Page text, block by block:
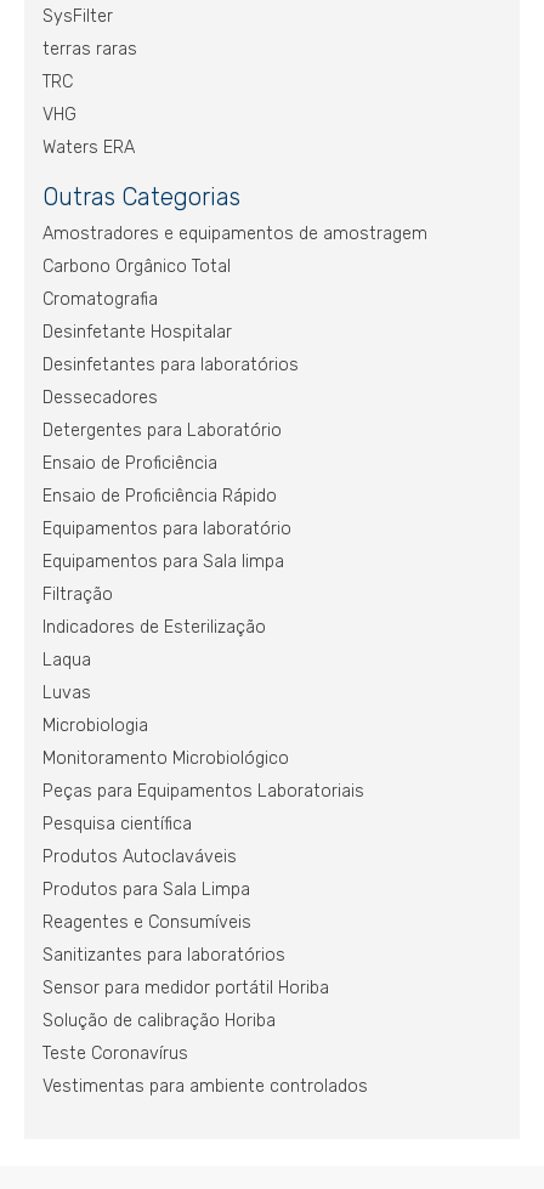
SysFilter
terras raras
TRC
VHG
Waters ERA
Outras Categorias
Amostradores e equipamentos de amostragem
Carbono Orgânico Total
Cromatografia
Desinfetante Hospitalar
Desinfetantes para laboratórios
Dessecadores
Detergentes para Laboratório
Ensaio de Proficiência
Ensaio de Proficiência Rápido
Equipamentos para laboratório
Equipamentos para Sala limpa
Filtração
Indicadores de Esterilização
Laqua
Luvas
Microbiologia
Monitoramento Microbiológico
Peças para Equipamentos Laboratoriais
Pesquisa científica
Produtos Autoclaváveis
Produtos para Sala Limpa
Reagentes e Consumíveis
Sanitizantes para laboratórios
Sensor para medidor portátil Horiba
Solução de calibração Horiba
Teste Coronavírus
Vestimentas para ambiente controlados